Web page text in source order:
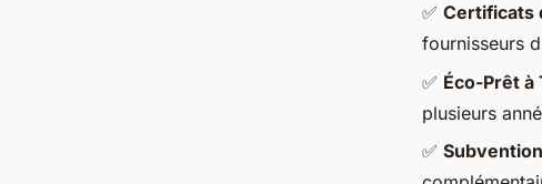
✅ Certificats
fournisseurs
✅ Éco-Prêt à
plusieurs
✅